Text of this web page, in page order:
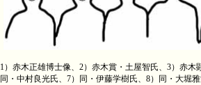
1）赤木正雄博士像、 2）赤木賞・土屋智氏、 3）赤木
同・中村良光氏、 7）同・伊藤学樹氏、 8）同・大堀